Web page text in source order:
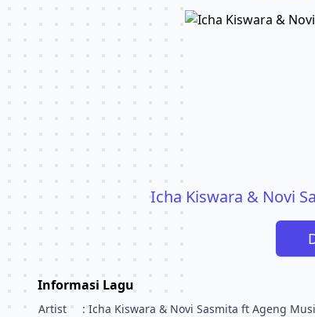
Icha Kiswara & Novi
Informasi Lagu
Artist
: Icha Kiswara & Novi Sasmita ft Ageng